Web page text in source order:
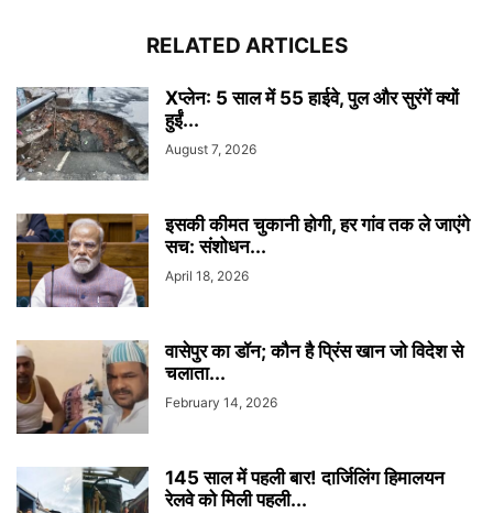
RELATED ARTICLES
Xप्लेन: 5 साल में 55 हाईवे, पुल और सुरंगें क्यों
हुईं...
August 7, 2026
इसकी कीमत चुकानी होगी, हर गांव तक ले जाएंगे
सच: संशोधन...
April 18, 2026
वासेपुर का डॉन; कौन है प्रिंस खान जो विदेश से
चलाता...
February 14, 2026
145 साल में पहली बार! दार्जिलिंग हिमालयन
रेलवे को मिली पहली...